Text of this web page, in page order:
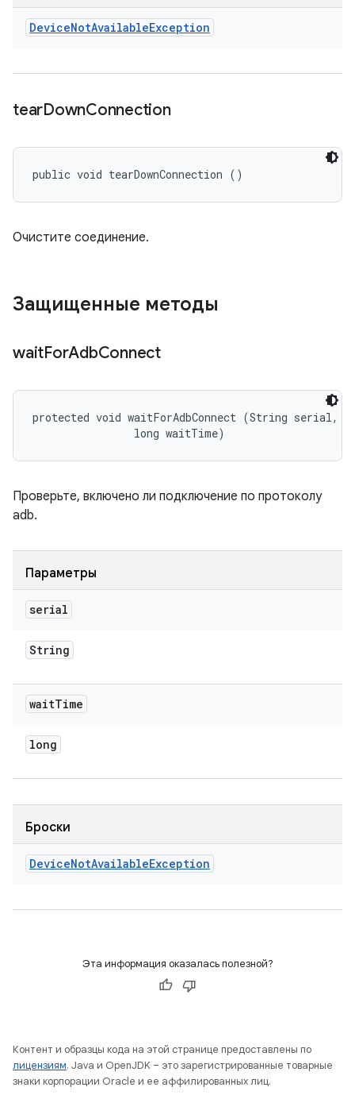
DeviceNotAvailableException
tearDownConnection
public void tearDownConnection ()
Очистите соединение.
Защищенные методы
waitForAdbConnect
protected void waitForAdbConnect (String serial,
                long waitTime)
Проверьте, включено ли подключение по протоколу
adb.
Параметры
serial
String
waitTime
long
Броски
DeviceNotAvailableException
Эта информация оказалась полезной?
Контент и образцы кода на этой странице предоставлены по
лицензиям. Java и OpenJDK – это зарегистрированные товарные
знаки корпорации Oracle и ее аффилированных лиц.